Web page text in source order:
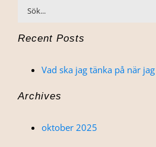
Sök
Recent Posts
Vad ska jag tänka på när
Archives
oktober 2025